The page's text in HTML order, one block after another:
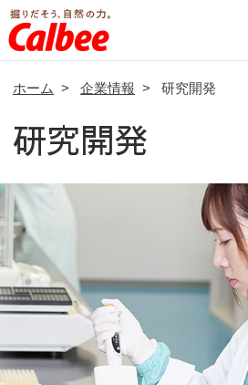
ホーム > 企業情報 > 研究開発
研究開発